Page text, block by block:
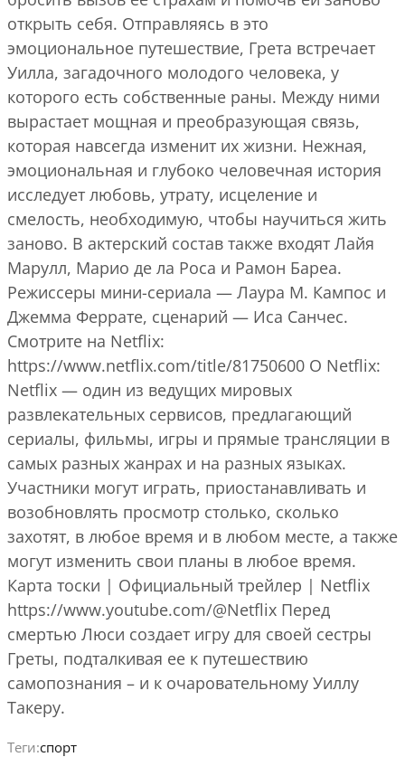
открыть себя. Отправляясь в это
эмоциональное путешествие, Грета встречает
Уилла, загадочного молодого человека, у
которого есть собственные раны. Между ними
вырастает мощная и преобразующая связь,
которая навсегда изменит их жизни. Нежная,
эмоциональная и глубоко человечная история
исследует любовь, утрату, исцеление и
смелость, необходимую, чтобы научиться жить
заново. В актерский состав также входят Лайя
Марулл, Марио де ла Роса и Рамон Бареа.
Режиссеры мини-сериала — Лаура М. Кампос и
Джемма Феррате, сценарий — Иса Санчес.
Смотрите на Netflix:
https://www.netflix.com/title/81750600 О Netflix:
Netflix — один из ведущих мировых
развлекательных сервисов, предлагающий
сериалы, фильмы, игры и прямые трансляции в
самых разных жанрах и на разных языках.
Участники могут играть, приостанавливать и
возобновлять просмотр столько, сколько
захотят, в любое время и в любом месте, а также
могут изменить свои планы в любое время.
Карта тоски | Официальный трейлер | Netflix
https://www.youtube.com/@Netflix Перед
смертью Люси создает игру для своей сестры
Греты, подталкивая ее к путешествию
самопознания – и к очаровательному Уиллу
Такеру.
Теги:спорт